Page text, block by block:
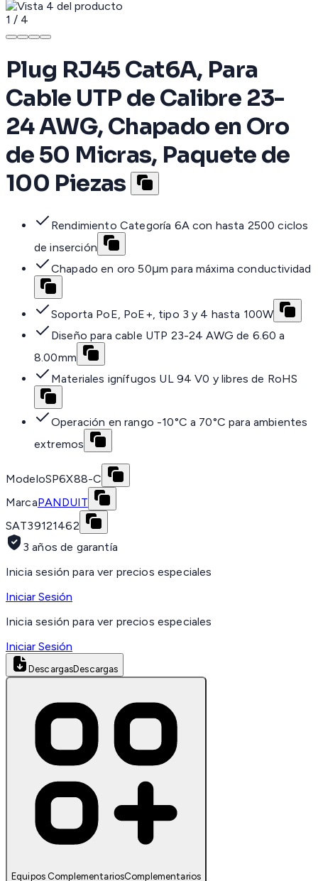
1 / 4
Plug RJ45 Cat6A, Para
Cable UTP de Calibre 23-
24 AWG, Chapado en Oro
de 50 Micras, Paquete de
100 Piezas
Rendimiento Categoría 6A con hasta 2500 ciclos
de inserción
Chapado en oro 50μm para máxima conductividad
Soporta PoE, PoE+, tipo 3 y 4 hasta 100W
Diseño para cable UTP 23-24 AWG de 6.60 a
8.00mm
Materiales ignífugos UL 94 V0 y libres de RoHS
Operación en rango -10°C a 70°C para ambientes
extremos
ModeloSP6X88-C
MarcaPANDUIT
SAT39121462
3 años de garantía
Inicia sesión para ver precios especiales
Iniciar Sesión
Inicia sesión para ver precios especiales
Iniciar Sesión
DescargasDescargas
Equipos ComplementariosComplementarios